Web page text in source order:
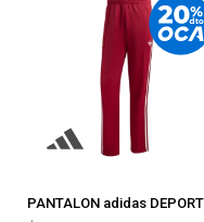
PANTALON adidas